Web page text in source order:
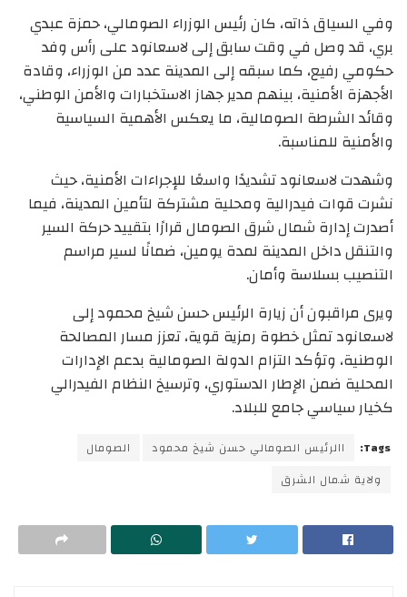
وفي السياق ذاته، كان رئيس الوزراء الصومالي، حمزة عبدي
بري، قد وصل في وقت سابق إلى لاسعانود على رأس وفد
حكومي رفيع، كما سبقه إلى المدينة عدد من الوزراء، وقادة
الأجهزة الأمنية، بينهم مدير جهاز الاستخبارات والأمن الوطني،
وقائد الشرطة الصومالية، ما يعكس الأهمية السياسية
والأمنية للمناسبة.
وشهدت لاسعانود تشديدًا واسعًا للإجراءات الأمنية، حيث
نشرت قوات فيدرالية ومحلية مشتركة لتأمين المدينة، فيما
أصدرت إدارة شمال شرق الصومال قرارًا بتقييد حركة السير
والتنقل داخل المدينة لمدة يومين، ضمانًا لسير مراسم
التنصيب بسلاسة وأمان.
ويرى مراقبون أن زيارة الرئيس حسن شيخ محمود إلى
لاسعانود تمثل خطوة رمزية قوية، تعزز مسار المصالحة
الوطنية، وتؤكد التزام الدولة الصومالية بدعم الإدارات
المحلية ضمن الإطار الدستوري، وترسيخ النظام الفيدرالي
كخيار سياسي جامع للبلاد.
Tags: االرئيس الصومالي حسن شيخ محمود
الصومال
ولاية شمال الشرق